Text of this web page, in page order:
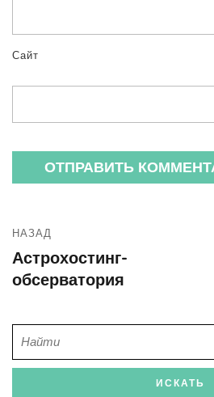
Сайт
НАЗАД
Астрохостинг-
обсерватория